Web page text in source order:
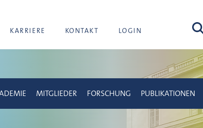
KARRIERE KONTAKT LOGIN Suche
MITGLIEDER FORSCHUNG PUBLIKATIONEN